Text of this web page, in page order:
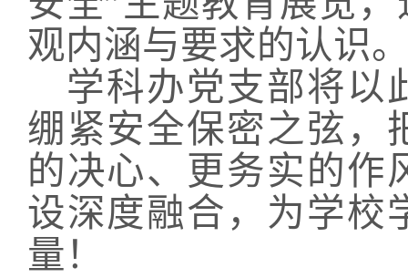
观内涵与要求的认识
学科办党支部将以
绷紧安全保密之弦，
的决心、更务实的作
设深度融合，为学校
量！